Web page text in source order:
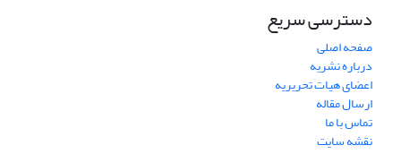
دسترسی سریع
صفحه اصلی
درباره نشریه
اعضای هیات تحریریه
ارسال مقاله
تماس با ما
نقشه سایت